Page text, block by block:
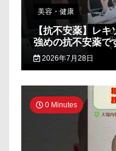
美容・健康
【抗不安薬】レ
強めの抗不安薬で
2026年7月28日
0 Minutes